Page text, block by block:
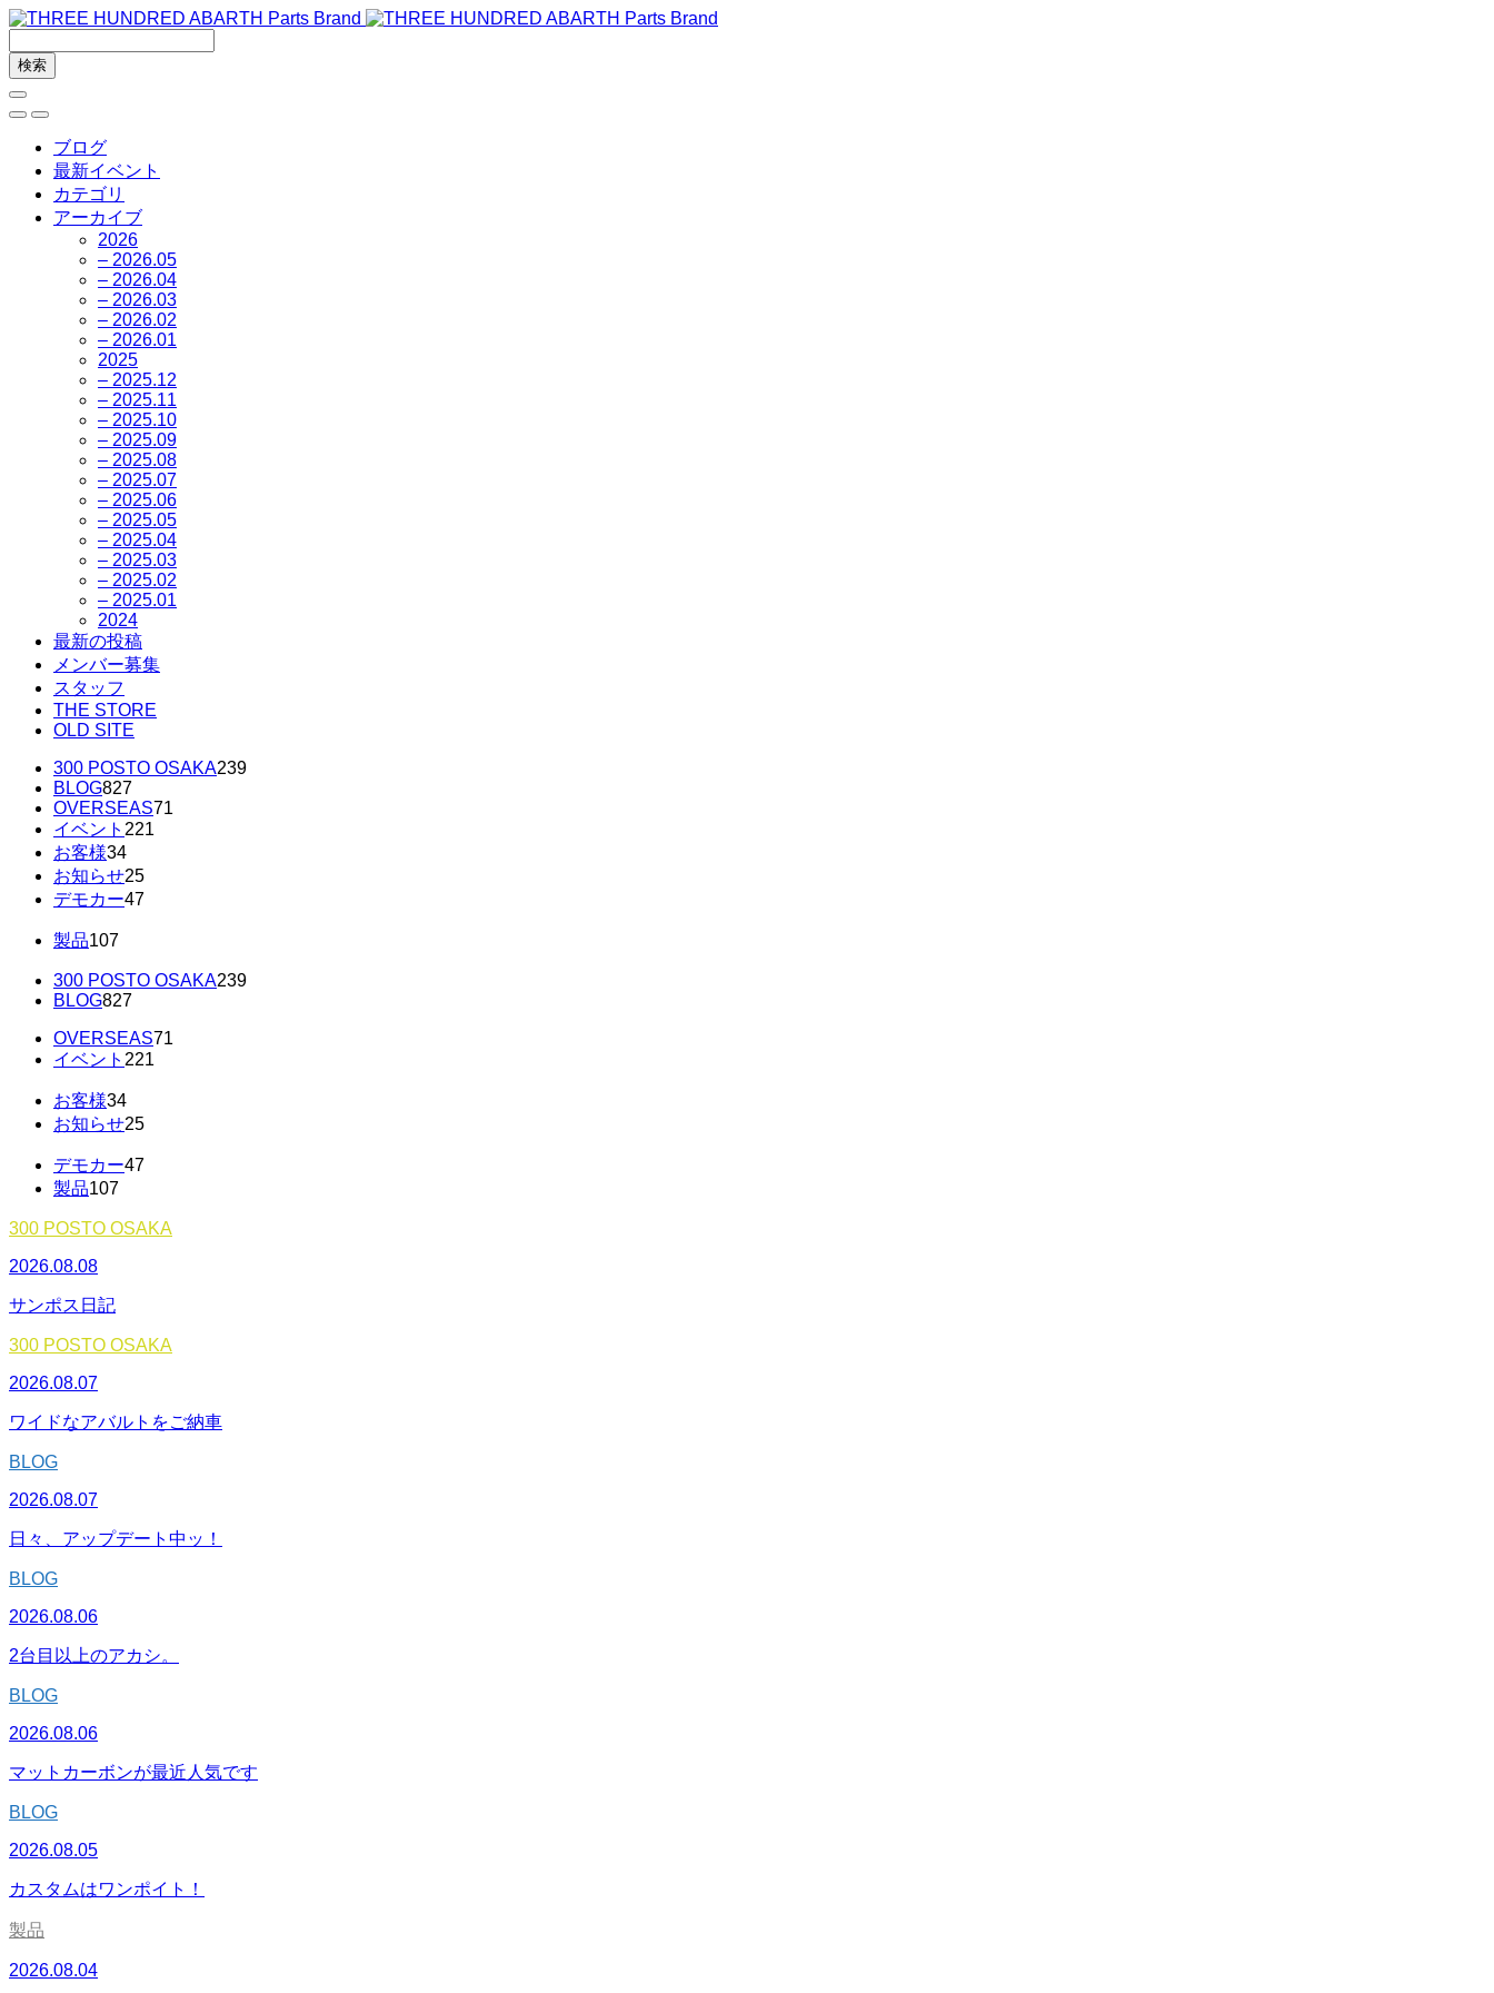
ブログ
最新イベント
カテゴリ
アーカイブ
2026
– 2026.05
– 2026.04
– 2026.03
– 2026.02
– 2026.01
2025
– 2025.12
– 2025.11
– 2025.10
– 2025.09
– 2025.08
– 2025.07
– 2025.06
– 2025.05
– 2025.04
– 2025.03
– 2025.02
– 2025.01
2024
最新の投稿
メンバー募集
スタッフ
THE STORE
OLD SITE
300 POSTO OSAKA239
BLOG827
OVERSEAS71
イベント 221
お客様34
お知らせ25
デモカー47
製品107
300 POSTO OSAKA239
BLOG827
OVERSEAS71
イベント 221
お客様34
お知らせ25
デモカー47
製品107
300 POSTO OSAKA
2026.08.08
サンポス日記
300 POSTO OSAKA
2026.08.07
ワイドなアバルトをご納車
BLOG
2026.08.07
日々、アップデート中ッ！
BLOG
2026.08.06
2台目以上のアカシ。
BLOG
2026.08.06
マットカーボンが最近人気です
BLOG
2026.08.05
カスタムはワンポイト！
製品
2026.08.04